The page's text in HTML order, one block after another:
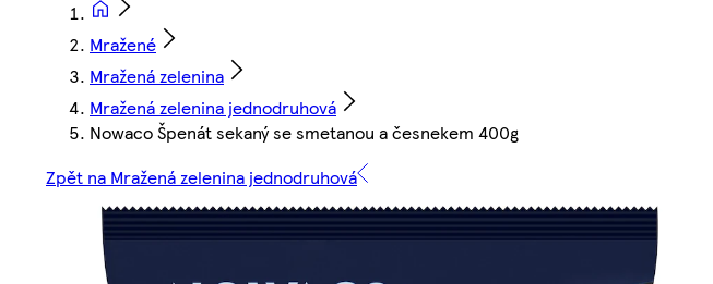
Mražené
Mražená zelenina
Mražená zelenina jednodruhová
Nowaco Špenát sekaný se smetanou a česnekem 400g
Zpět na Mražená zelenina jednodruhová